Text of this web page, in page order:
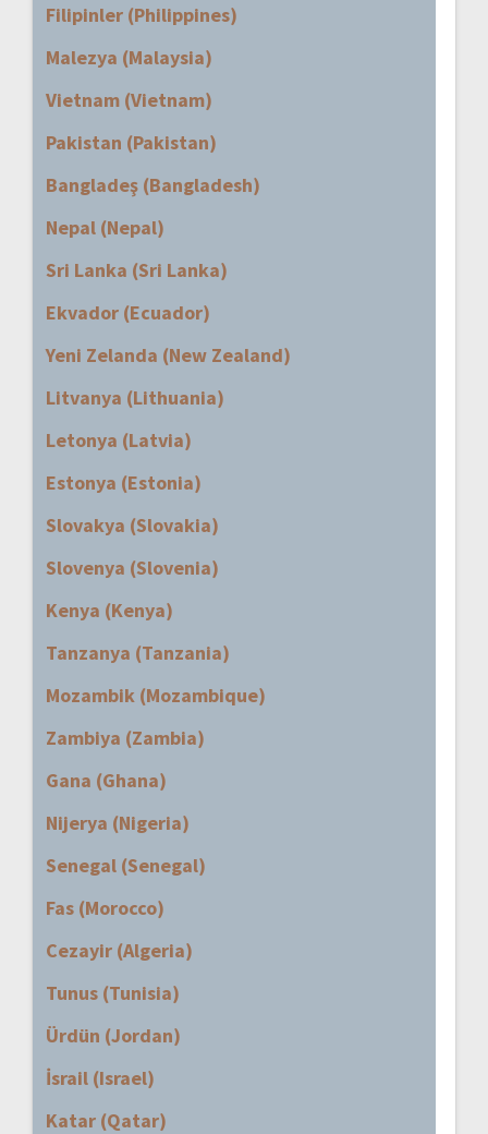
Filipinler (Philippines)
Malezya (Malaysia)
Vietnam (Vietnam)
Pakistan (Pakistan)
Bangladeş (Bangladesh)
Nepal (Nepal)
Sri Lanka (Sri Lanka)
Ekvador (Ecuador)
Yeni Zelanda (New Zealand)
Litvanya (Lithuania)
Letonya (Latvia)
Estonya (Estonia)
Slovakya (Slovakia)
Slovenya (Slovenia)
Kenya (Kenya)
Tanzanya (Tanzania)
Mozambik (Mozambique)
Zambiya (Zambia)
Gana (Ghana)
Nijerya (Nigeria)
Senegal (Senegal)
Fas (Morocco)
Cezayir (Algeria)
Tunus (Tunisia)
Ürdün (Jordan)
İsrail (Israel)
Katar (Qatar)